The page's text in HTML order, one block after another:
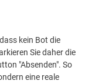
kein Bot die
Sie daher die
"Absenden". So
eine reale